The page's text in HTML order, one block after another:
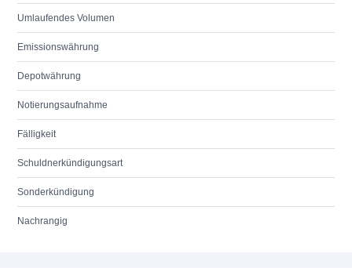
Umlaufendes Volumen
Emissionswährung
Depotwährung
Notierungsaufnahme
Fälligkeit
Schuldnerkündigungsart
Sonderkündigung
Nachrangig